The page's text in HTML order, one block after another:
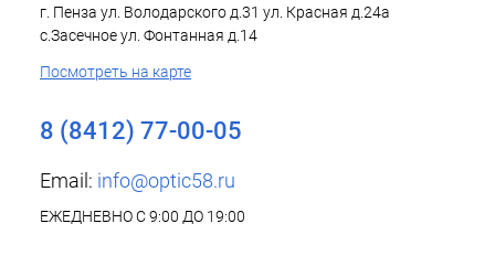
г. Пенза ул. Володарского д.31 ул. Красная д.24а
с.Засечное ул. Фонтанная д.14
Посмотреть на карте
8 (8412) 77-00-05
Email: info@optic58.ru
ЕЖЕДНЕВНО С 9:00 ДО 19:00